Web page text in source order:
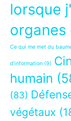
lorsque
Ce qui me met du
d’information (9)
humain
(83)
végétaux